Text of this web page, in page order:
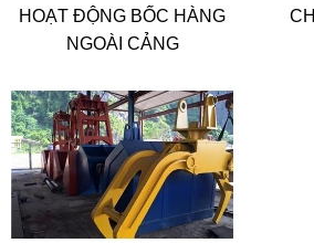
HOẠT ĐỘNG BỐC HÀNG
NGOÀI CẢNG